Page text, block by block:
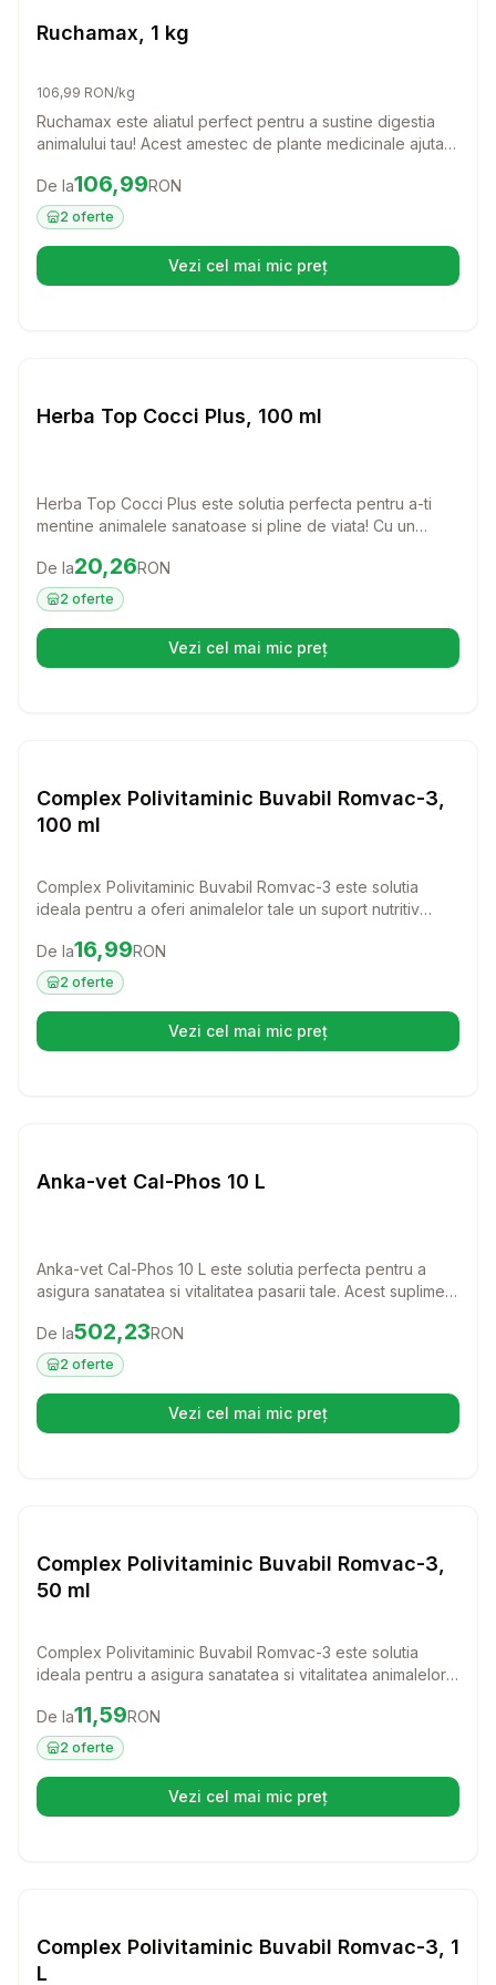
Ruchamax, 1 kg
106,99 RON/kg
Ruchamax este aliatul perfect pentru a sustine digestia
animalului tau! Acest amestec de plante medicinale ajuta
prietenul tau cu blana se simte bine si are energie. Fie ca
ai bovine, ovine sau cabaline, Ruchamax este solutia
naturala pentru o digestie sanatoasa!
Preț:106.99 RON
De la106,99RON
2 oferte
Vezi cel mai mic preț(se deschide într-o filă nouă)
Herba Top Cocci Plus, 100 ml
Herba Top Cocci Plus este solutia perfecta pentru a-ti
mentine animalele sanatoase si pline de viata! Cu un
ajuta la prevenirea si tratarea coccidiozelor, fiind un aliat
de nadejde in ingrijirea animalelor tale.
Preț:20.26 RON
De la20,26RON
2 oferte
Vezi cel mai mic preț(se deschide într-o filă nouă)
Farmacie Cai
Complex Polivitaminic Buvabil Romvac-3,
100 ml
Complex Polivitaminic Buvabil Romvac-3 este solutia
ideala pentru a oferi animalelor tale un suport nutritiv
organismului si la reducerea stresului, fiind perfect pentru
cai, bovine, ovine, caprine, porcine si pasari.
Preț:16.99 RON
De la16,99RON
2 oferte
Vezi cel mai mic preț(se deschide într-o filă nouă)
Anka-vet Cal-Phos 10 L
Anka-vet Cal-Phos 10 L este solutia perfecta pentru a
asigura sanatatea si vitalitatea pasarii tale. Acest supliment
oferind un aport esential de calciu, fosfor si magneziu in
perioadele critice de crestere si reproducere.
Preț:502.23 RON
De la502,23RON
2 oferte
Vezi cel mai mic preț(se deschide într-o filă nouă)
Farmacie Cai
Complex Polivitaminic Buvabil Romvac-3,
50 ml
Complex Polivitaminic Buvabil Romvac-3 este solutia
ideala pentru a asigura sanatatea si vitalitatea animalelor
supliment nutritiv ajuta la stimularea sistemului imunitar si la
reducerea stresului, oferind astfel un sprijin valoros
pentru cabaline, bovine, ovine, caprine, porcine si pasari.
Preț:11.59 RON
De la11,59RON
2 oferte
Vezi cel mai mic preț(se deschide într-o filă nouă)
Farmacie Cai
Complex Polivitaminic Buvabil Romvac-3, 1
L